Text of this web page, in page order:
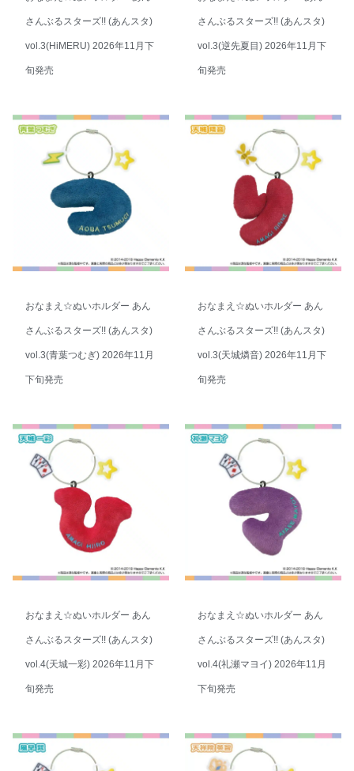
さんぶるスターズ!! (あんスタ)
vol.3(HiMERU) 2026年11月下
旬発売
さんぶるスターズ!! (あんスタ)
vol.3(逆先夏目) 2026年11月下
旬発売
おなまえ☆ぬいホルダー あん
さんぶるスターズ!! (あんスタ)
vol.3(青葉つむぎ) 2026年11月
下旬発売
おなまえ☆ぬいホルダー あん
さんぶるスターズ!! (あんスタ)
vol.3(天城燐音) 2026年11月下
旬発売
おなまえ☆ぬいホルダー あん
さんぶるスターズ!! (あんスタ)
vol.4(天城一彩) 2026年11月下
旬発売
おなまえ☆ぬいホルダー あん
さんぶるスターズ!! (あんスタ)
vol.4(礼瀬マヨイ) 2026年11月
下旬発売